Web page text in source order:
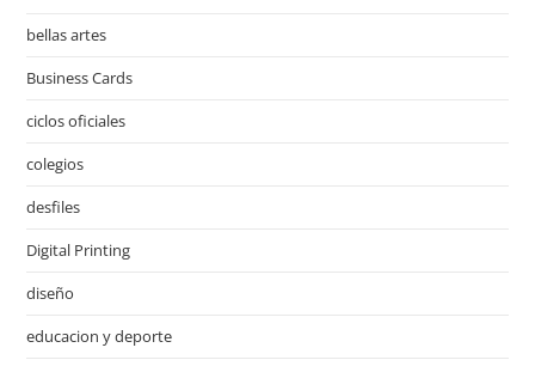
bellas artes
Business Cards
ciclos oficiales
colegios
desfiles
Digital Printing
diseño
educacion y deporte